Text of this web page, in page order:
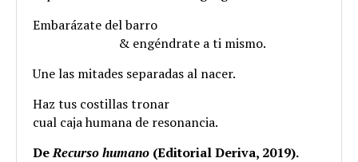
Embarázate del barro
& engéndrate a ti mismo.
Une las mitades separadas al nacer.
Haz tus costillas tronar
cual caja humana de resonancia.
DeRecurso humano (Editorial Deriva, 2019).